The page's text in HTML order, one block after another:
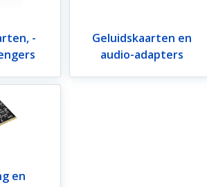
-
Geluidskaarten en
audio-adapters
en